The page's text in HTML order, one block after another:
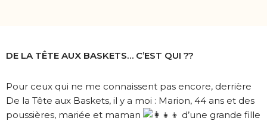
DE LA TÊTE AUX BASKETS… C’EST QUI ??
Pour ceux qui ne me connaissent pas encore, derrière
De la Tête aux Baskets, il y a moi : Marion, 44 ans et des
poussières, mariée et maman
d’une grande fille